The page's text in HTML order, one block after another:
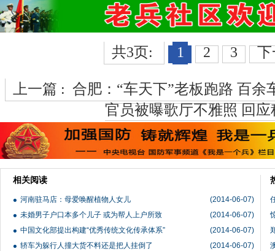
共3页: 1 2 3 下
上一篇 : 合肥：“车天下”老板跑路 百余
官员被曝歌厅不雅照 回应
相关阅读
(2014-06-07)
河南驻马店：母爱唤醒植物人女儿
(2014-06-07)
未婚男子户口本多个儿子 或为帮人上户所致
(2014-06-07)
中国文化部提出构建“优秀传统文化传承体系”
(2014-06-07)
轿车为躲行人撞大货不料还是把人挂倒了